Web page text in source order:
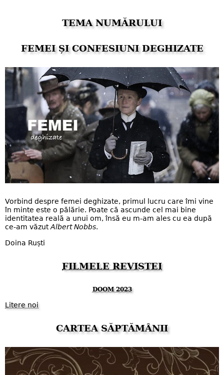
TEMA NUMĂRULUI
FEMEI ȘI CONFESIUNI DEGHIZATE
Vorbind despre femei deghizate, primul lucru care îmi vine
în minte este o pălărie. Poate că ascunde cel mai bine
identitatea reală a unui om, însă eu m-am ales cu ea după
ce-am văzutAlbert Nobbs.
Doina Ruști
FILMELE REVISTEI
DOOM 2023
Litere noi
CARTEA SĂPTĂMÂNII